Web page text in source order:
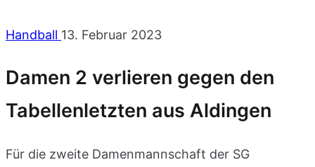
Handball 13. Februar 2023
Damen 2 verlieren gegen den
Tabellenletzten aus Aldingen
Für die zweite Damenmannschaft der SG